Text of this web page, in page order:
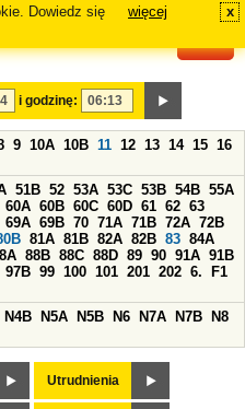
Dowiedz się
więcej x
i godzinę:
9 10A 10B 11 12 13 14 15 16
51B 52 53A 53C 53B 54B 55A
60A 60B 60C 60D 61 62 63
69A 69B 70 71A 71B 72A 72B
81A 81B 82A 82B 83 84A
88B 88C 88D 89 90 91A 91B
97B 99 100 101 201 202 6.
F1
N4B N5A N5B N6 N7A N7B
N8
Utrudnienia